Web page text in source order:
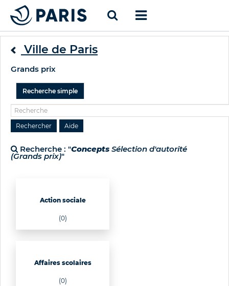
Ville de Paris
Grands prix
Recherche simple
Recherche : "Concepts Sélection d'autorité
(Grands prix)"
Action sociale
(0)
Affaires scolaires
(0)